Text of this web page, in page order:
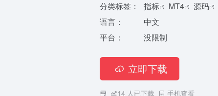
分类标签：
指标 MT4
源码
语言：
中文
平台：
没限制
立即下载
14 人已下载 手机查看